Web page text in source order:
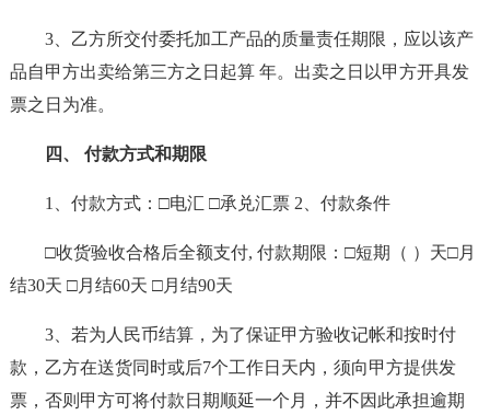
3、乙方所交付委托加工产品的质量责任期限，应以该产
品自甲方出卖给第三方之日起算 年。出卖之日以甲方开具发
票之日为准。
四、 付款方式和期限
1、付款方式：□电汇 □承兑汇票 2、付款条件
□收货验收合格后全额支付, 付款期限：□短期（ ）天□月
结30天 □月结60天 □月结90天
3、若为人民币结算，为了保证甲方验收记帐和按时付
款，乙方在送货同时或后7个工作日天内，须向甲方提供发
票，否则甲方可将付款日期顺延一个月，并不因此承担逾期